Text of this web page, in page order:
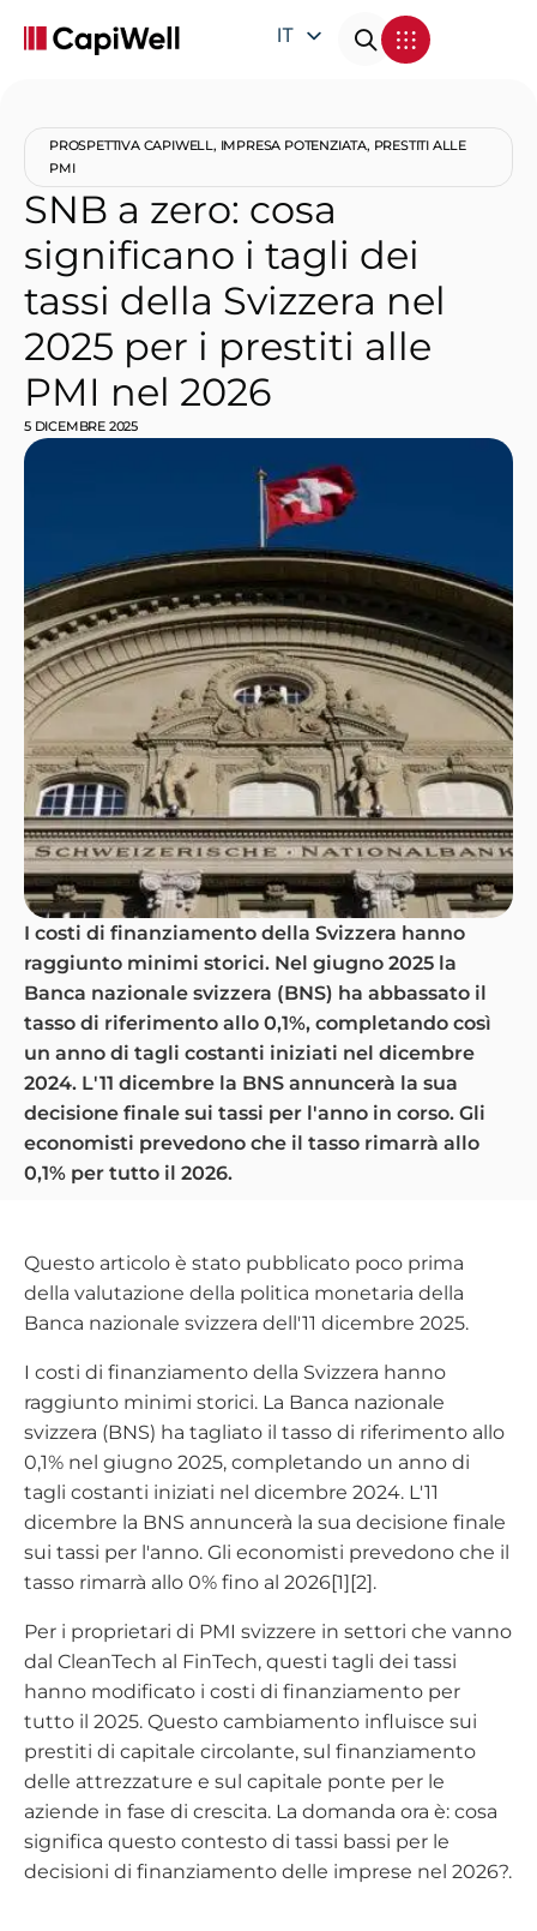
IT
FR
PROSPETTIVA CAPIWELL, IMPRESA POTENZIATA, PRESTITI ALLE
PMI
SNB a zero: cosa
significano i tagli dei
tassi della Svizzera nel
2025 per i prestiti alle
PMI nel 2026
5 DICEMBRE 2025
I costi di finanziamento della Svizzera hanno
raggiunto minimi storici. Nel giugno 2025 la
Banca nazionale svizzera (BNS) ha abbassato il
tasso di riferimento allo 0,1%, completando così
un anno di tagli costanti iniziati nel dicembre
2024. L'11 dicembre la BNS annuncerà la sua
decisione finale sui tassi per l'anno in corso. Gli
economisti prevedono che il tasso rimarrà allo
0,1% per tutto il 2026.
Questo articolo è stato pubblicato poco prima
della valutazione della politica monetaria della
Banca nazionale svizzera dell'11 dicembre 2025.
I costi di finanziamento della Svizzera hanno
raggiunto minimi storici. La Banca nazionale
svizzera (BNS) ha tagliato il tasso di riferimento allo
0,1% nel giugno 2025, completando un anno di
tagli costanti iniziati nel dicembre 2024. L'11
dicembre la BNS annuncerà la sua decisione finale
sui tassi per l'anno. Gli economisti prevedono che il
tasso rimarrà allo 0% fino al 2026[1][2].
Per i proprietari di PMI svizzere in settori che vanno
dal CleanTech al FinTech, questi tagli dei tassi
hanno modificato i costi di finanziamento per
tutto il 2025. Questo cambiamento influisce sui
prestiti di capitale circolante, sul finanziamento
delle attrezzature e sul capitale ponte per le
aziende in fase di crescita. La domanda ora è: cosa
significa questo contesto di tassi bassi per le
decisioni di finanziamento delle imprese nel 2026?.